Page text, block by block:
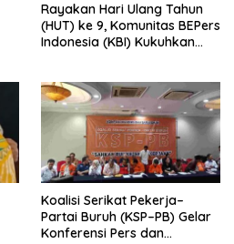
Rayakan Hari Ulang Tahun
(HUT) ke 9, Komunitas BEPers
Indonesia (KBI) Kukuhkan
Tema: “Penguatan dan
Pengembangan Organisasi
KBI yang Berbasis Riset di
seluruh Indonesia dan
Mancanegara”.
Koalisi Serikat Pekerja–
Partai Buruh (KSP–PB) Gelar
Konferensi Pers dan